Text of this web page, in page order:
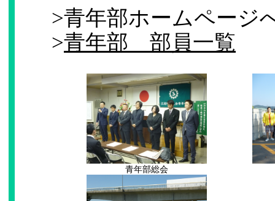
>青年部ホームページ
>青年部 部員一覧
青年部総会